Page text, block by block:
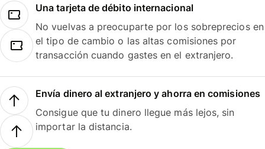
Una tarjeta de débito internacional
No vuelvas a preocuparte por los sobreprecios en
el tipo de cambio o las altas comisiones por
transacción cuando gastes en el extranjero.
Envía dinero al extranjero y ahorra en comisiones
Consigue que tu dinero llegue más lejos, sin
importar la distancia.